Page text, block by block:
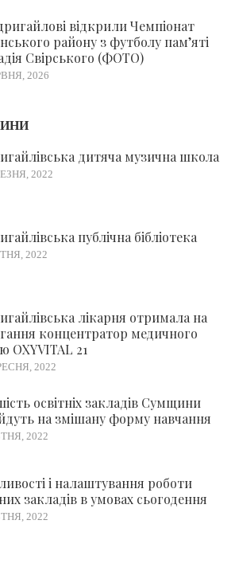
відкрили Чемпіонат
району з футболу пам’яті
Свірського (ФОТО)
2026
дитяча музична школа
2022
публічна бібліотека
2022
лікарня отримала на
концентратор медичного
OXYVITAL 21
2022
освітніх закладів Сумщини
на змішану форму навчання
2022
і налаштування роботи
закладів в умовах сьогодення
2022